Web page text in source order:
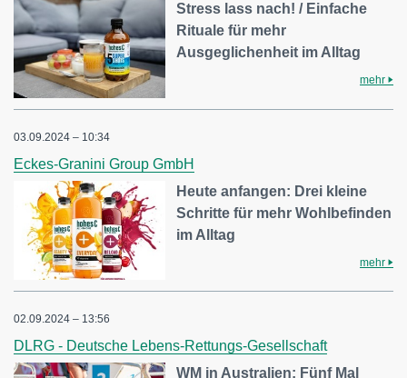
Stress lass nach! / Einfache
Rituale für mehr
Ausgeglichenheit im Alltag
mehr
03.09.2024 – 10:34
Eckes-Granini Group GmbH
Heute anfangen: Drei kleine
Schritte für mehr Wohlbefinden
im Alltag
mehr
02.09.2024 – 13:56
DLRG - Deutsche Lebens-Rettungs-Gesellschaft
WM in Australien: Fünf Mal